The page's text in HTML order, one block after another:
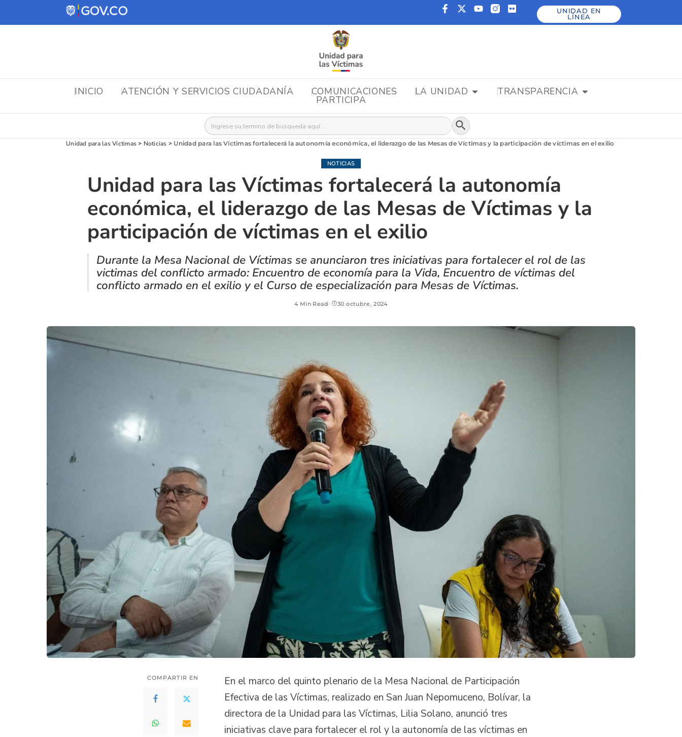
UNIDAD EN
LÍNEA
INICIO ATENCIÓN Y SERVICIOS CIUDADANÍA COMUNICACIONES LA UNIDAD TRANSPARENCIA
PARTICIPA
Buscar: Botón de búsqueda
Unidad para las Víctimas > Noticias > Unidad para las Víctimas fortalecerá la autonomía económica, el liderazgo de las Mesas de Víctimas y la participación de víctimas en el exilio
NOTICIAS
Unidad para las Víctimas fortalecerá la autonomía
económica, el liderazgo de las Mesas de Víctimas y la
participación de víctimas en el exilio
Durante la Mesa Nacional de Víctimas se anunciaron tres iniciativas para fortalecer el rol de las
victimas del conflicto armado: Encuentro de economía para la Vida, Encuentro de víctimas del
conflicto armado en el exilio y el Curso de especialización para Mesas de Víctimas.
4 Min Read 30 octubre, 2024
COMPARTIR EN
En el marco del quinto plenario de la Mesa Nacional de Participación
Efectiva de las Víctimas, realizado en San Juan Nepomuceno, Bolívar, la
directora de la Unidad para las Víctimas, Lilia Solano, anunció tres
iniciativas clave para fortalecer el rol y la autonomía de las víctimas en